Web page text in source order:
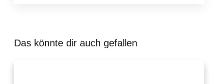
Das könnte dir auch gefallen